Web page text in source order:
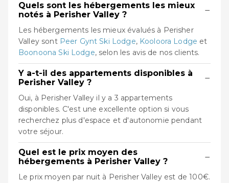
Quels sont les hébergements les mieux
notés à Perisher Valley ?
−
Les hébergements les mieux évalués à Perisher
Valley sont Peer Gynt Ski Lodge, Kooloora Lodge et
Boonoona Ski Lodge, selon les avis de nos clients.
Y a-t-il des appartements disponibles à
Perisher Valley ?
−
Oui, à Perisher Valley il y a 3 appartements
disponibles. C'est une excellente option si vous
recherchez plus d'espace et d'autonomie pendant
votre séjour.
Quel est le prix moyen des
hébergements à Perisher Valley ?
−
Le prix moyen par nuit à Perisher Valley est de 100€.